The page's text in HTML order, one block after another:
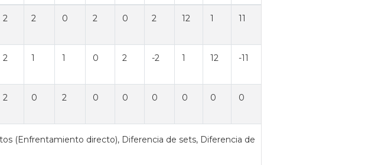
2 2 0 2 0 2 12 1 11
2 1 1 0 2 -2 1 12 -11
2 0 2 0 0 0 0 0 0
(Enfrentamiento directo), Diferencia de sets, Diferencia de